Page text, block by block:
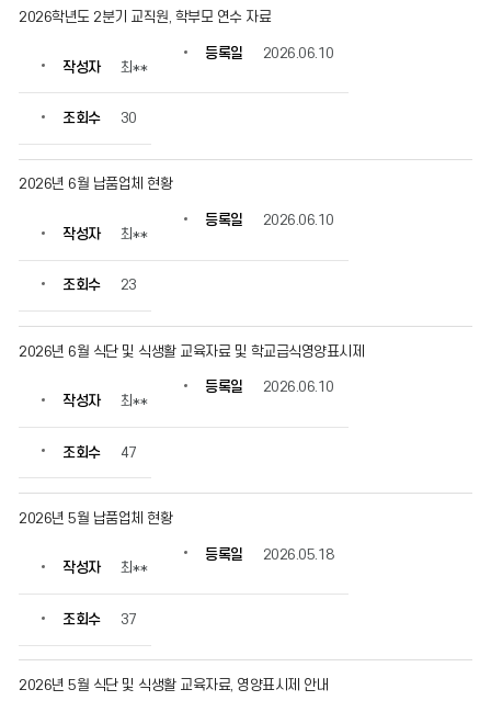
다.
2026학년도 2분기 교직원, 학부모 연수 자료
작성자 최**
등록일 2026.06.10
조회수 30
2026년 6월 납품업체 현황
작성자 최**
등록일 2026.06.10
조회수 23
2026년 6월 식단 및 식생활 교육자료 및 학교급식영양표시제
작성자 최**
등록일 2026.06.10
조회수 47
2026년 5월 납품업체 현황
작성자 최**
등록일 2026.05.18
조회수 37
2026년 5월 식단 및 식생활 교육자료, 영양표시제 안내